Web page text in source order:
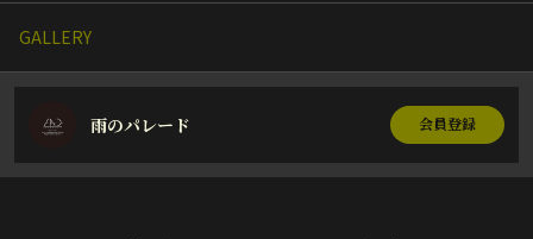
GALLERY
雨のパレード 会員登録